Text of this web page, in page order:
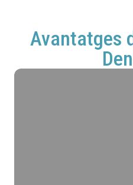
Avantatges